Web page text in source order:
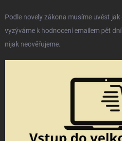
Podle novely zákona musíme uvést
vyzýváme k hodnocení emailem pět
nijak neověřujeme.